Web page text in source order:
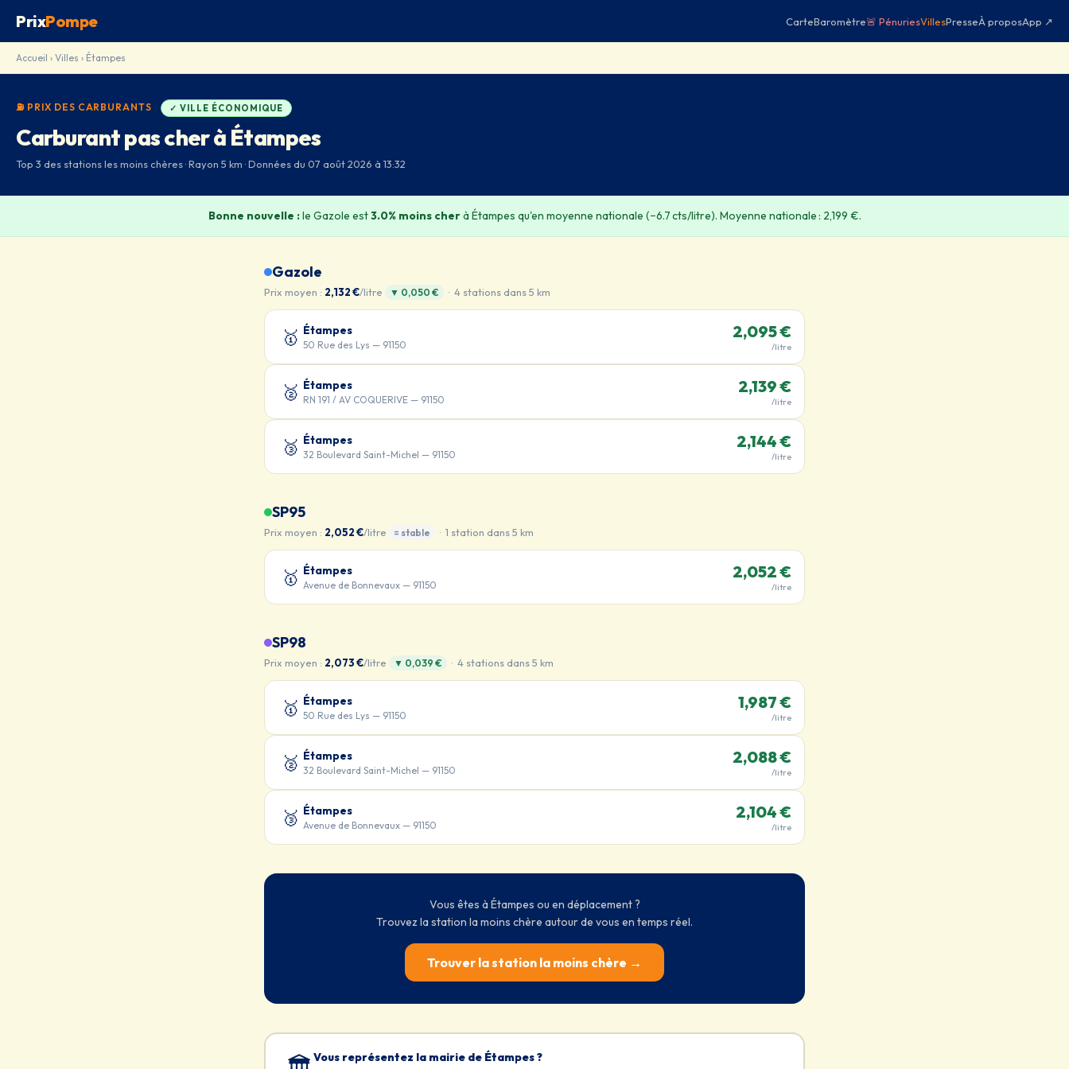
PrixPompe CarteBaromètre🚨 PénuriesVillesPresseÀ proposApp ↗
Accueil › Villes › Étampes
⛽ PRIX DES CARBURANTS ✓ VILLE ÉCONOMIQUE
Carburant pas cher à Étampes
Top 3 des stations les moins chères · Rayon 5 km · Données du 07 août 2026 à 13:32
Bonne nouvelle :le Gazole est3.0% moins cherà Étampes qu'en moyenne nationale (−6.7 cts/litre). Moyenne nationale : 2,199 €.
Gazole
Prix moyen : 2,132 €/litre ▼ 0,050 € · 4 stations dans 5 km
🥇 Étampes
50 Rue des Lys — 91150
2,095 €
/litre
🥈 Étampes
RN 191 / AV COQUERIVE — 91150
2,139 €
/litre
🥉 Étampes
32 Boulevard Saint-Michel — 91150
2,144 €
/litre
SP95
Prix moyen : 2,052 €/litre = stable · 1 station dans 5 km
🥇 Étampes
Avenue de Bonnevaux — 91150
2,052 €
/litre
SP98
Prix moyen : 2,073 €/litre ▼ 0,039 € · 4 stations dans 5 km
🥇 Étampes
50 Rue des Lys — 91150
1,987 €
/litre
🥈 Étampes
32 Boulevard Saint-Michel — 91150
2,088 €
/litre
🥉 Étampes
Avenue de Bonnevaux — 91150
2,104 €
/litre
Vous êtes à Étampes ou en déplacement ?
Trouvez la station la moins chère autour de vous en temps réel.
Trouver la station la moins chère →
Vous représentez la mairie de Étampes ?